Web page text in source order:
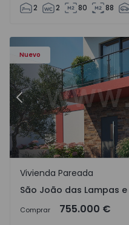
2 2 80 88
Nuevo
Anterior
São João das Lampas e
Vivienda Pareada
São João das Lampas
Comprar 755.000 €